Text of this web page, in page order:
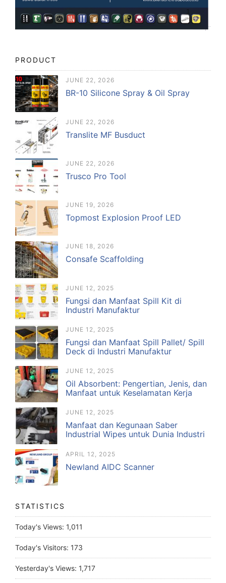
PRODUCT
JUNE 22, 2026
BR-10 Silicone Spray & Oil Spray
JUNE 22, 2026
Translite MF Busduct
JUNE 22, 2026
Trusco Pro Tool
JUNE 19, 2026
Topmost Explosion Proof LED
JUNE 18, 2026
Consafe Scaffolding
JUNE 12, 2025
Fungsi dan Manfaat Spill Kit di
Industri Manufaktur
JUNE 12, 2025
Fungsi dan Manfaat Spill Pallet/ Spill
Deck di Industri Manufaktur
JUNE 12, 2025
Oil Absorbent: Pengertian, Jenis, dan
Manfaat untuk Keselamatan Kerja
JUNE 12, 2025
Manfaat dan Kegunaan Saber
Industrial Wipes untuk Dunia Industri
APRIL 12, 2025
Newland AIDC Scanner
STATISTICS
Today's Views: 1,011
Today's Visitors: 173
Yesterday's Views: 1,717